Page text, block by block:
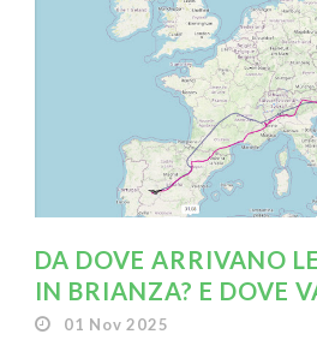
DA DOVE ARRIVANO
IN BRIANZA? E DOVE
01 Nov 2025